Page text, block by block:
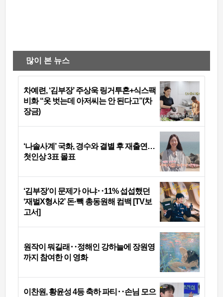
많이 본 뉴스
차예련, ‘김부장’ 주상욱 링거투혼+식스팩
비화 “옷 벗는데 아저씨는 안 된다고”(차
장금)
‘나솔사계’ 국화, 경수와 결별 후 재출연…
첫인상 3표 몰표
‘김부장’이 문제가 아냐‥11% 섭섭했던
‘재벌X형사2’ 돈·빽 총동원해 컴백 [TV보
고서]
원작이 뭐길래‥정해인 강하늘에 장원영
까지 참여한 이 영화
이찬원, 황윤성 4등 축하 파티‥손님 모으